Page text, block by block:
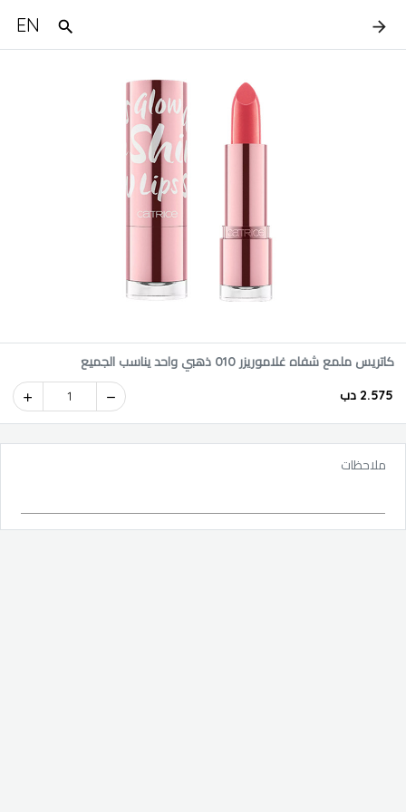
EN
كاتريس ملمع شفاه غلاموريزر 010 ذهبي واحد يناسب الجميع
2.575 دب 1
ملاحظات